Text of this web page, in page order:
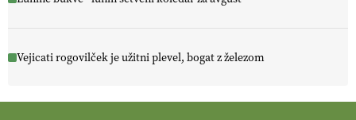
Vejicati rogovilček je užitni plevel, bogat z železom